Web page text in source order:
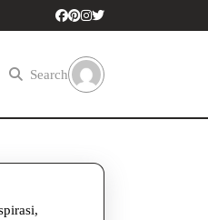
Search